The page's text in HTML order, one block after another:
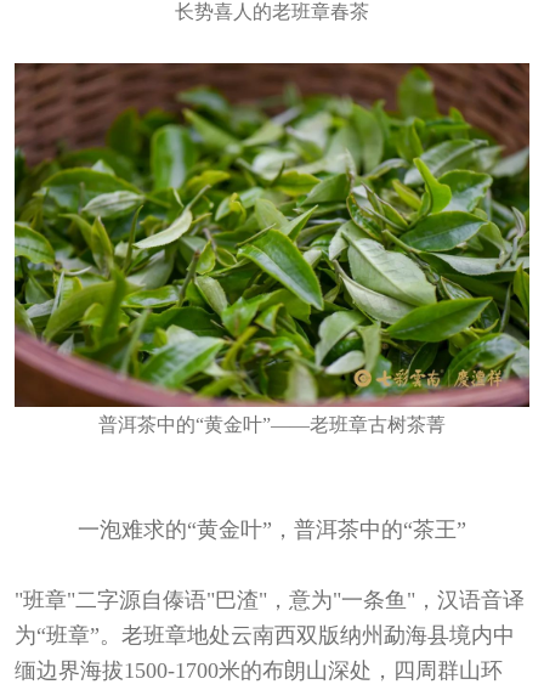
长势喜人的老班章春茶
普洱茶中的“黄金叶”——老班章古树茶菁
一泡难求的“黄金叶”，普洱茶中的“茶王”
"班章"二字源自傣语"巴渣"，意为"一条鱼"，汉语音译
为“班章”。老班章地处云南西双版纳州勐海县境内中
缅边界海拔1500-1700米的布朗山深处，四周群山环